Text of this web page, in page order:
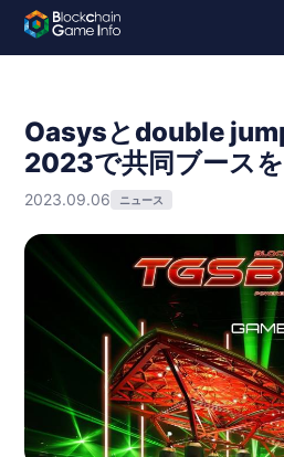
Oasysとdouble
2023で共同ブース
2023.09.06 ニュース